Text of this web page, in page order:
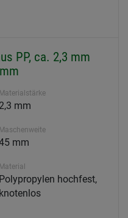
PP, ca. 2,3 mm
Materialstärke
2,3 mm
Maschenweite
mm
Material
Polypropylen hochfest,
knotenlos